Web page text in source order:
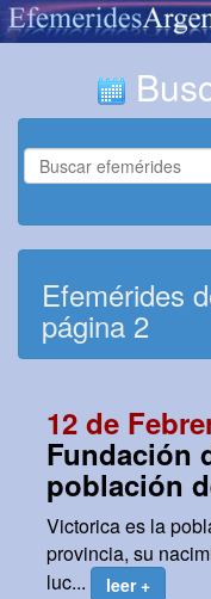
Efemérides
página 2
12 de
Fundación
población
Victorica es la
provincia, su
luc...
leer +